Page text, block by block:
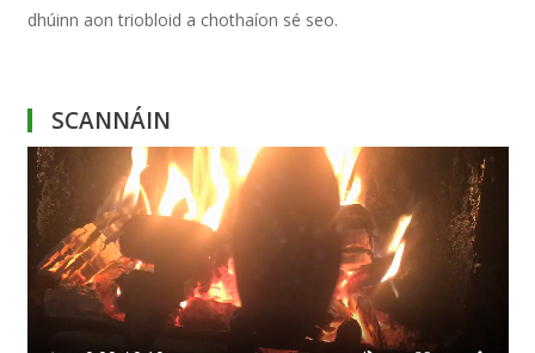
dhúinn aon triobloid a chothaíon sé seo.
SCANNÁIN